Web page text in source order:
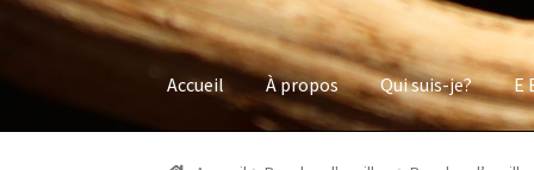
Accueil À propos Qui suis-je? E